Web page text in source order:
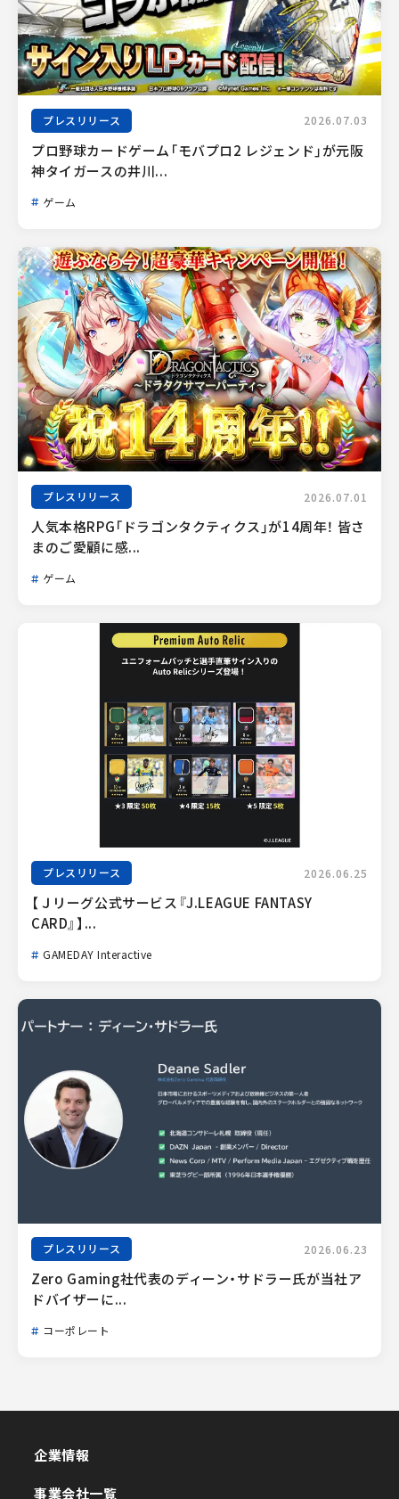
プレスリリース 2026.07.03
プロ野球カードゲーム「モバプロ2 レジェンド」が元阪
神タイガースの井川...
ゲーム
プレスリリース 2026.07.01
人気本格RPG「ドラゴンタクティクス」が14周年！ 皆さ
まのご愛顧に感...
ゲーム
プレスリリース 2026.06.25
【Ｊリーグ公式サービス『J.LEAGUE FANTASY
CARD』】...
GAMEDAY Interactive
プレスリリース 2026.06.23
Zero Gaming社代表のディーン・サドラー氏が当社ア
ドバイザーに...
コーポレート
企業情報
事業会社一覧